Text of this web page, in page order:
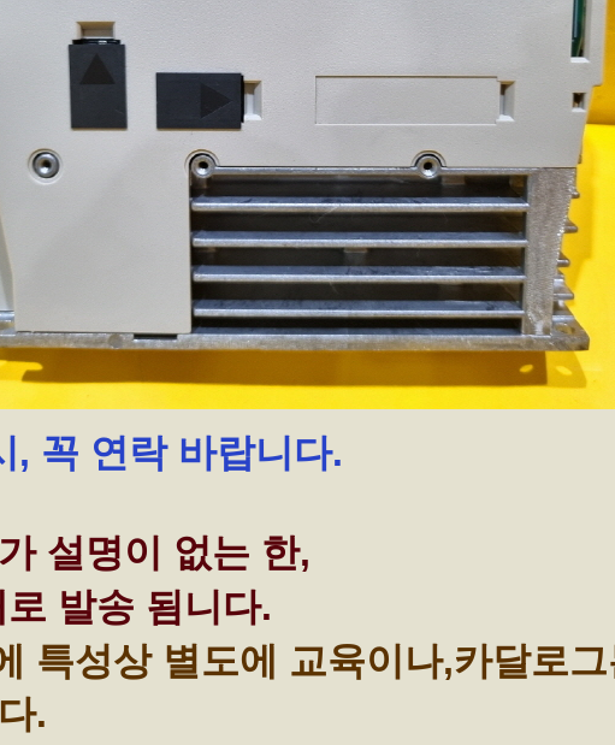
, 꼭 연락 바랍니다.
설명이 없는 한,
발송 됨니다.
특성상 별도에 교육이나,카달로
.